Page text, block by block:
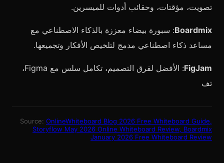
تصويت، مؤقتات، وحقائب أدوات للميسرين.
Boardmix: سبورة بيضاء معززة بالذكاء الاصطناعي مع
مساعد ذكاء اصطناعي مدمج لتلخيص الأفكار وتجميعها.
FigJam
: الأفضل لفرق التصميم، تكامل سلس مع Figma،
تف
Source: OnlineWhiteboard Blog 2026 Free Whiteboard Guide,
Storyflow May 2026 Online Whiteboard Review, Boardmix
January 2026 Free Whiteboard Review